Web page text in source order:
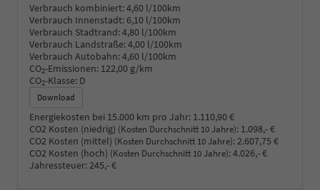
Verbrauch kombiniert:4,60 l/100km
Verbrauch Innenstadt: 6,10 l/100km
Verbrauch Stadtrand:4,80 l/100km
Verbrauch Landstraße:4,00 l/100km
Verbrauch Autobahn:4,60 l/100km
CO2-Emissionen: 122,00 g/km
CO2-Klasse: D
Download
Energiekosten bei 15.000 km pro Jahr: 1.110,90 €
CO2 Kosten (niedrig) (Kosten Durchschnitt 10 Jahre): 1.098,- €
CO2 Kosten (mittel) (Kosten Durchschnitt 10 Jahre): 2.607,75 €
CO2 Kosten (hoch) (Kosten Durchschnitt 10 Jahre):4.026,- €
Jahressteuer: 245,- €